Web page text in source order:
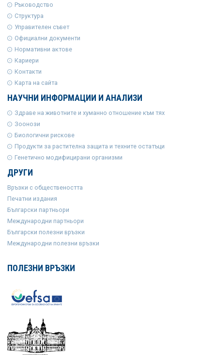
Ръководство
Структура
Управителен съвет
Официални документи
Нормативни актове
Кариери
Контакти
Карта на сайта
НАУЧНИ ИНФОРМАЦИИ И АНАЛИЗИ
Здраве на животните и хуманно отношение към тях
Зоонози
Биологични рискове
Продукти за растителна защита и техните остатъци
Генетично модифицирани организми
ДРУГИ
Връзки с обществеността
Печатни издания
Български партньори
Международни партньори
Български полезни връзки
Международни полезни връзки
ПОЛЕЗНИ ВРЪЗКИ